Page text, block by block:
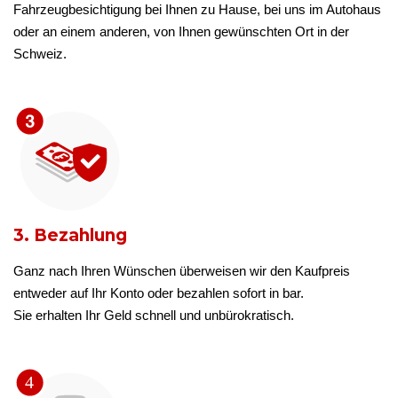
Fahrzeugbesichtigung bei Ihnen zu Hause, bei uns im Autohaus
oder an einem anderen, von Ihnen gewünschten Ort in der
Schweiz.
3. Bezahlung
Ganz nach Ihren Wünschen überweisen wir den Kaufpreis
entweder auf Ihr Konto oder bezahlen sofort in bar.
Sie erhalten Ihr Geld schnell und unbürokratisch.